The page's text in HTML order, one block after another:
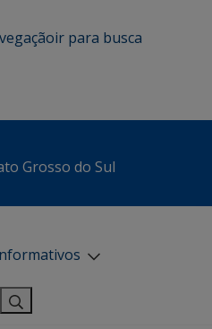
ir para busca
Grosso do Sul